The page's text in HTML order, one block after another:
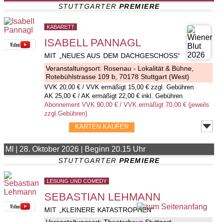
STUTTGARTER PREMIERE
KABARETT
ISABELL PANNAGL
MIT „NEUES AUS DEM DACHGESCHOSS“
Veranstaltungsort: Rosenau - Lokalität & Bühne
Rotebühlstrasse 109 b, 70178 Stuttgart (West)
VVK 20,00 € / VVK ermäßigt 15,00 € zzgl. Gebühren
AK 25,00 € / AK ermäßigt 22,00 € inkl. Gebühren
Abonnement VVK 90,00 € / VVK ermäßigt 70,00 € (jeweils
zzgl.Gebühren)
KARTEN KAUFEN
MI 28. Oktober 2026 Beginn 20.15 Uhr
STUTTGARTER PREMIERE
LESUNG UND COMEDY
SEBASTIAN LEHMANN
MIT „KLEINERE KATASTROPHEN“